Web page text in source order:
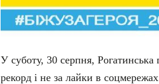
У суботу, 30 серпня, Рогатинська
рекорд і не за лайки в